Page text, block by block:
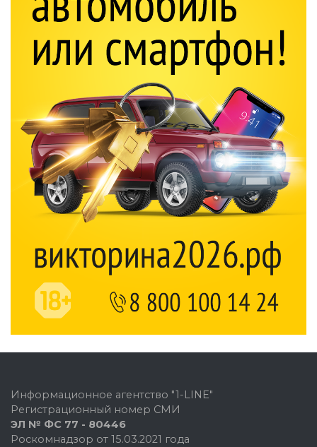
Информационное агентство "1-LINE"
Регистрационный номер СМИ
ЭЛ № ФС 77 - 80446
Роскомнадзор от 15.03.2021 года